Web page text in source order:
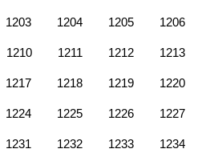
1203 1204 1205 1206
1210 1211 1212 1213
1217 1218 1219 1220
1224 1225 1226 1227
1231 1232 1233 1234